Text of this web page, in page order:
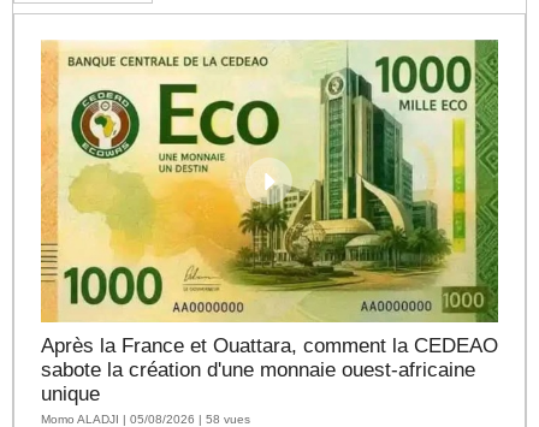
Après la France et Ouattara, comment la CEDEAO
sabote la création d'une monnaie ouest-africaine
unique
Momo ALADJI | 05/08/2026 | 58 vues